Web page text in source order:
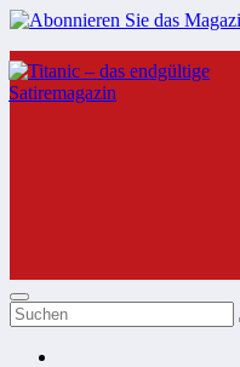
Zum
Inhalt
springen